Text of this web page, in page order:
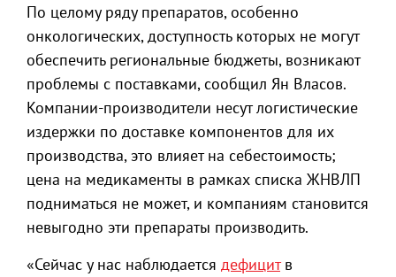
По целому ряду препаратов, особенно
онкологических, доступность которых не могут
обеспечить региональные бюджеты, возникают
проблемы с поставками, сообщил Ян Власов.
Компании-производители несут логистические
издержки по доставке компонентов для их
производства, это влияет на себестоимость;
цена на медикаменты в рамках списка ЖНВЛП
подниматься не может, и компаниям становится
невыгодно эти препараты производить.
«Сейчас у нас наблюдается дефицитв